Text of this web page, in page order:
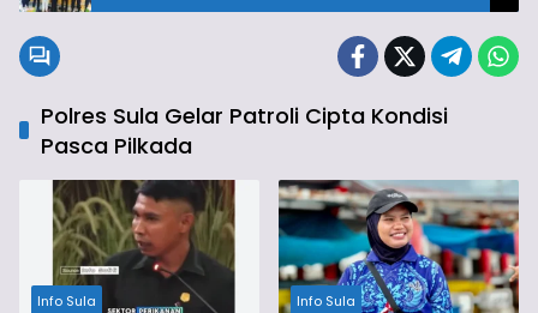
Polres Sula Gelar Patroli Cipta Kondisi
Pasca Pilkada
Info Sula Info Sula